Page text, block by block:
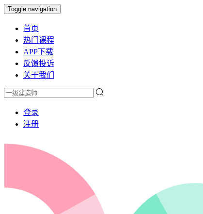
Toggle navigation
首页
热门课程
APP下载
反馈投诉
关于我们
登录
注册